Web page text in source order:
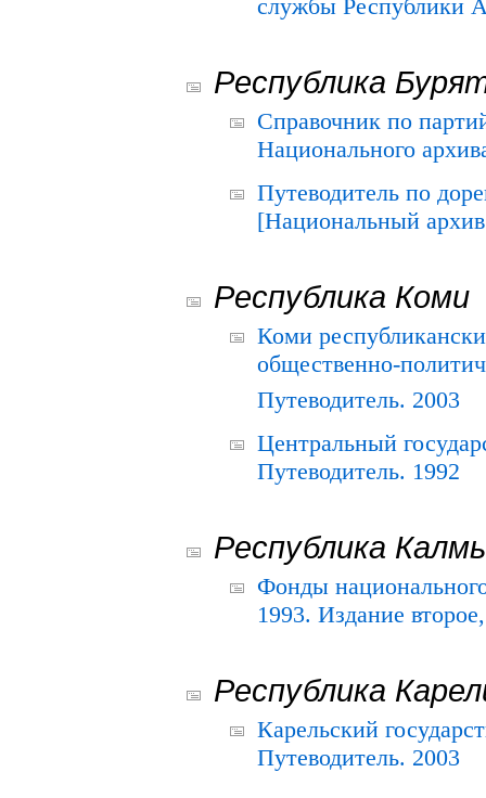
службы Республики
Республика
Справочник по
Национального
Путеводитель по
[Национальный
Республика Коми
Коми
общественно-
Путеводитель. 2003
Центральный
Путеводитель. 1992
Республика
Фонды
1993. Издание
Республика
Карельский
Путеводитель. 2003